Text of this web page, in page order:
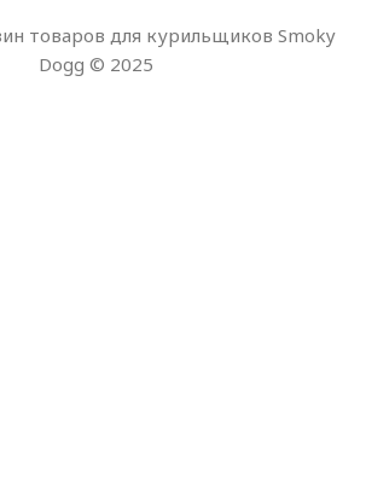
товаров для курильщиков Smoky
Dogg © 2025